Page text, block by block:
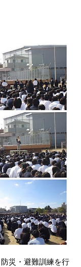
災・避難訓練を行